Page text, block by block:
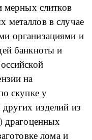
мерных слитков
металлов в случае
организациями и
банкноты и
на
скупке у
изделий из
драгоценных
лома и